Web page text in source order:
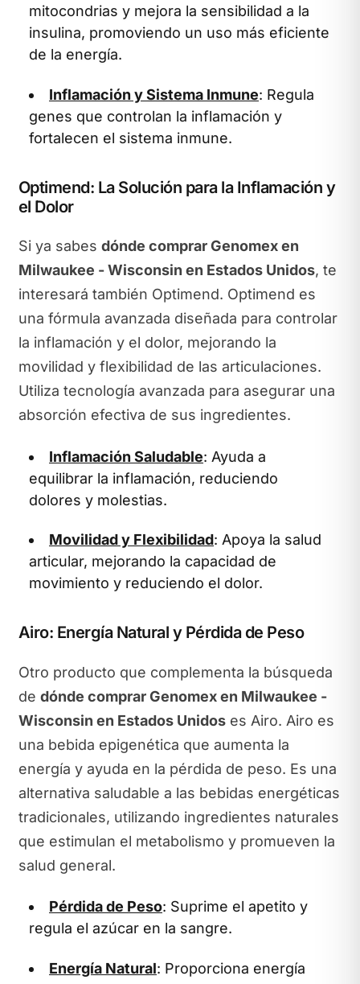
mitocondrias y mejora la sensibilidad a la
insulina, promoviendo un uso más eficiente
de la energía.
Inflamación y Sistema Inmune: Regula
genes que controlan la inflamación y
fortalecen el sistema inmune.
Optimend: La Solución para la Inflamación y
el Dolor
Si ya sabes dónde comprar Genomex en
Milwaukee - Wisconsin en Estados Unidos, te
interesará también Optimend. Optimend es
una fórmula avanzada diseñada para controlar
la inflamación y el dolor, mejorando la
movilidad y flexibilidad de las articulaciones.
Utiliza tecnología avanzada para asegurar una
absorción efectiva de sus ingredientes.
Inflamación Saludable: Ayuda a
equilibrar la inflamación, reduciendo
dolores y molestias.
Movilidad y Flexibilidad: Apoya la salud
articular, mejorando la capacidad de
movimiento y reduciendo el dolor.
Airo: Energía Natural y Pérdida de Peso
Otro producto que complementa la búsqueda
de dónde comprar Genomex en Milwaukee -
Wisconsin en Estados Unidoses Airo. Airo es
una bebida epigenética que aumenta la
energía y ayuda en la pérdida de peso. Es una
alternativa saludable a las bebidas energéticas
tradicionales, utilizando ingredientes naturales
que estimulan el metabolismo y promueven la
salud general.
Pérdida de Peso: Suprime el apetito y
regula el azúcar en la sangre.
Energía Natural: Proporciona energía